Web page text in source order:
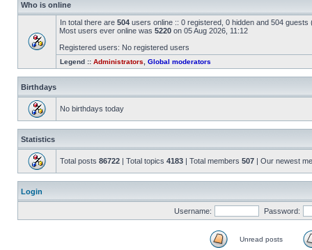
Who is online
In total there are 504 users online :: 0 registered, 0 hidden and 504
Most users ever online was 5220 on 05 Aug 2026, 11:12
Registered users: No registered users
Legend :: Administrators Global moderators
Birthdays
No birthdays today
Statistics
Total posts 86722 | Total topics 4183 | Total members 507 | Our newest
Login
Username: Password:
Unread posts